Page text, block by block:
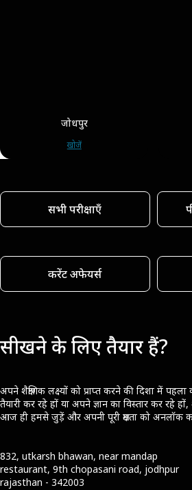
जोधपुर
खोजें
सभी परीक्षाएँ
करेंट अफेयर्स
सीखने के लिए तैयार हैं?
अपने शैक्षणिक लक्ष्यों को प्राप्त करने की दिशा में पहला
तैयारी कर रहे हों या अपने ज्ञान का विस्तार कर रहे
आज ही हमसे जुड़ें और अपनी पूरी क्षमता को अनलॉक
832, utkarsh bhawan, near mandap
restaurant, 9th chopasani road, jodhpur
rajasthan - 342003